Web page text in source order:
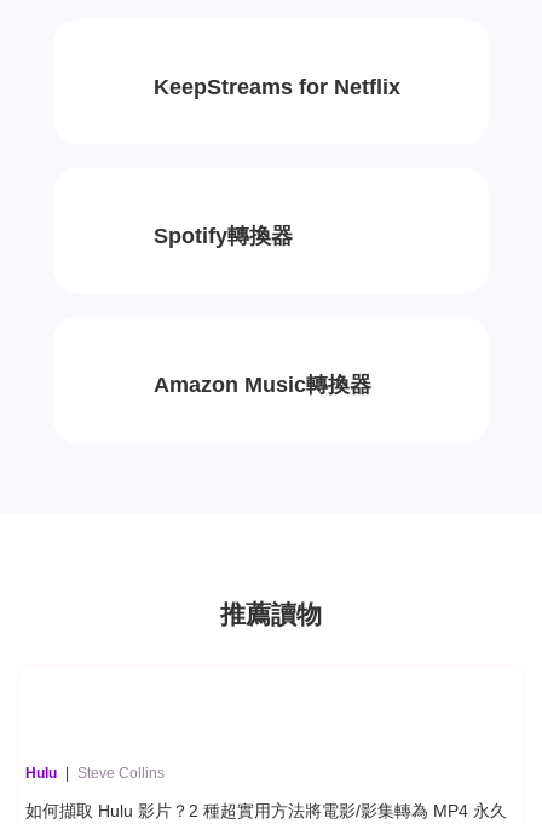
KeepStreams for Netflix
Spotify轉換器
Amazon Music轉換器
推薦讀物
Hulu | Steve Collins
如何擷取 Hulu 影片？2 種超實用方法將電影/影集轉為 MP4 永久